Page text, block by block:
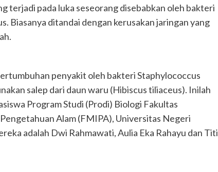
terjadi pada luka seseorang disebabkan oleh bakteri
Biasanya ditandai dengan kerusakan jaringan yang
penyakit oleh bakteri Staphylococcus
salep dari daun waru (Hibiscus tiliaceus). Inilah
Program Studi (Prodi) Biologi Fakultas
Alam (FMIPA), Universitas Negeri
adalah Dwi Rahmawati, Aulia Eka Rahayu dan Titi